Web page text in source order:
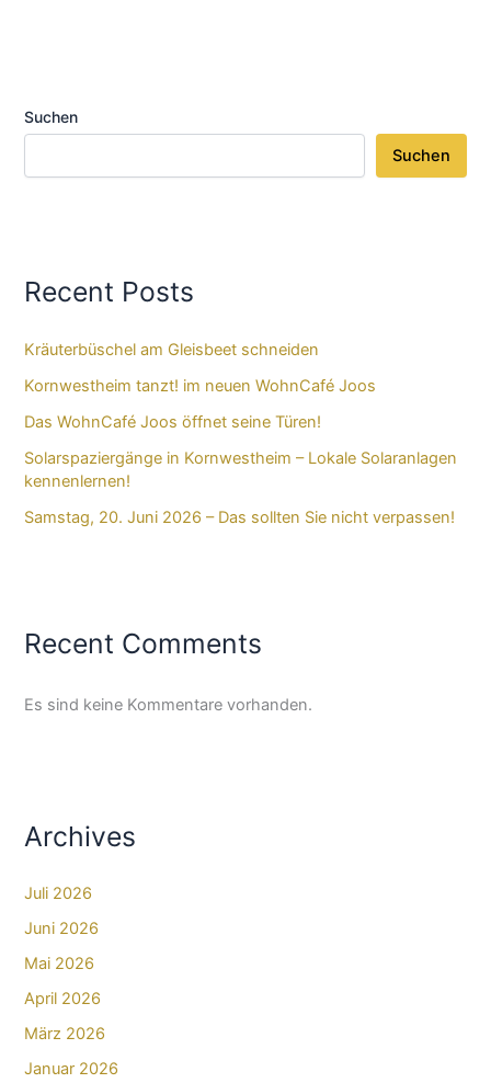
Suchen
Suchen
Recent Posts
Kräuterbüschel am Gleisbeet schneiden
Kornwestheim tanzt! im neuen WohnCafé Joos
Das WohnCafé Joos öffnet seine Türen!
Solarspaziergänge in Kornwestheim – Lokale Solaranlagen
kennenlernen!
Samstag, 20. Juni 2026 – Das sollten Sie nicht verpassen!
Recent Comments
Es sind keine Kommentare vorhanden.
Archives
Juli 2026
Juni 2026
Mai 2026
April 2026
März 2026
Januar 2026